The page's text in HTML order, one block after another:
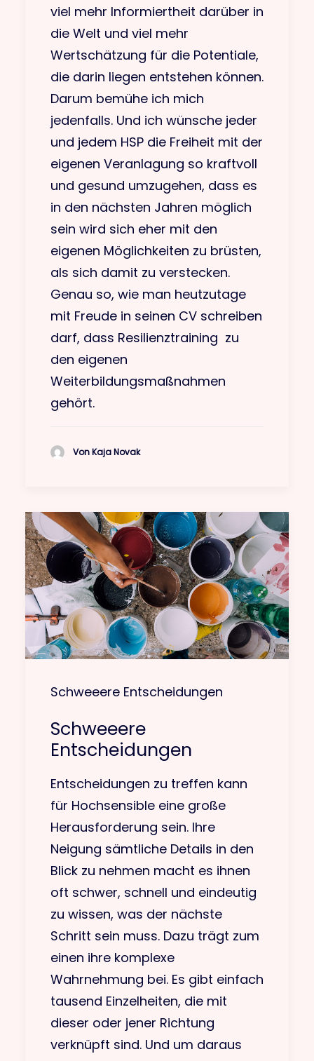
viel mehr Informiertheit darüber in
die Welt und viel mehr
Wertschätzung für die Potentiale,
die darin liegen entstehen können.
Darum bemühe ich mich
jedenfalls. Und ich wünsche jeder
und jedem HSP die Freiheit mit der
eigenen Veranlagung so kraftvoll
und gesund umzugehen, dass es
in den nächsten Jahren möglich
sein wird sich eher mit den
eigenen Möglichkeiten zu brüsten,
als sich damit zu verstecken.
Genau so, wie man heutzutage
mit Freude in seinen CV schreiben
darf, dass Resilienztraining zu
den eigenen
Weiterbildungsmaßnahmen
gehört.
Von Kaja Novak
Schweeere Entscheidungen
Schweeere
Entscheidungen
Entscheidungen zu treffen kann
für Hochsensible eine große
Herausforderung sein. Ihre
Neigung sämtliche Details in den
Blick zu nehmen macht es ihnen
oft schwer, schnell und eindeutig
zu wissen, was der nächste
Schritt sein muss. Dazu trägt zum
einen ihre komplexe
Wahrnehmung bei. Es gibt einfach
tausend Einzelheiten, die mit
dieser oder jener Richtung
verknüpft sind. Und um daraus